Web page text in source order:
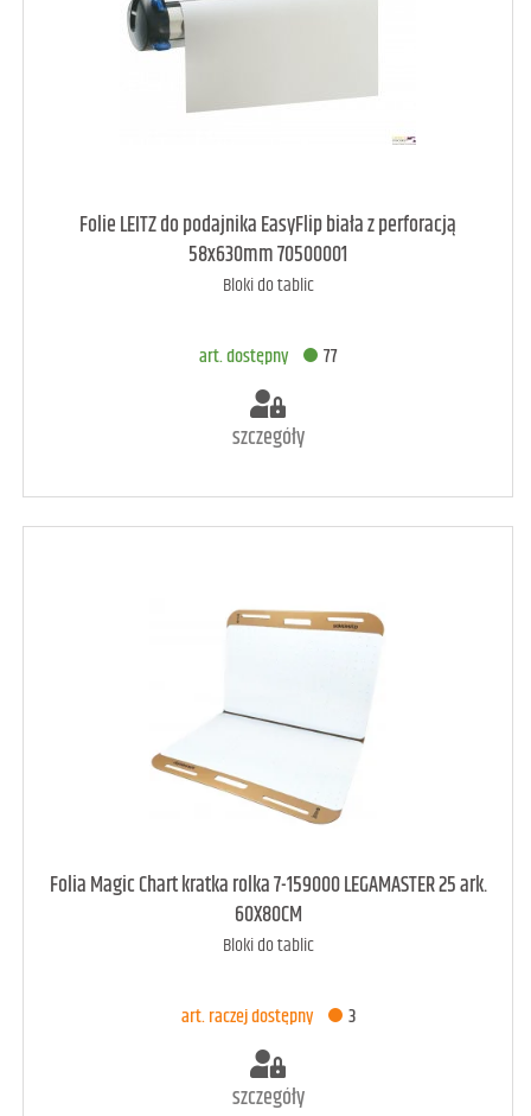
art. dostępny 89
Folie LEITZ do podajnika EasyFlip biała z perforacją
58x630mm 70500001
Bloki do tablic
art. dostępny 77
szczegóły
art. dostępny 77
Folia Magic Chart kratka rolka 7-159000 LEGAMASTER 25 ark.
60X80CM
Bloki do tablic
art. raczej dostępny 3
szczegóły